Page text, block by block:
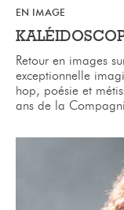
EN IMAGE
Retour en images
exceptionnelle
hop, poésie et
ans de la